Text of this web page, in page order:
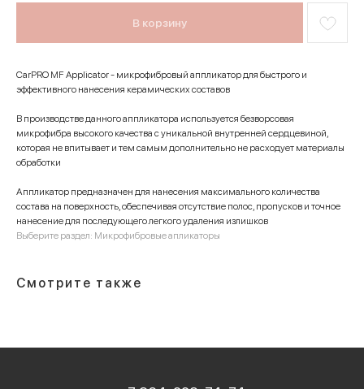
В корзину
CarPRO MF Applicator - микрофибровый аппликатор для быстрого и
эффективного нанесения керамических составов
В производстве данного аппликатора используется безворсовая
микрофибра высокого качества с уникальной внутренней сердцевиной,
которая не впитывает и тем самым дополнительно не расходует материалы
обработки
Аппликатор предназначен для нанесения максимального количества
состава на поверхность, обеспечивая отсутствие полос, пропусков и точное
нанесение для последующего легкого удаления излишков
Выберите раздел: Микрофибровые апликаторы
Смотрите также